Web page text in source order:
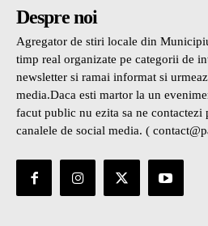
Despre noi
Agregator de stiri locale din
timp real organizate pe categorii de
newsletter si ramai informat si
media.Daca esti martor la un
facut public nu ezita sa ne contactezi
canalele de social media. (